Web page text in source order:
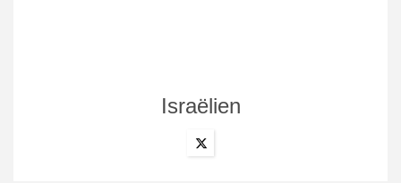
Israëlien